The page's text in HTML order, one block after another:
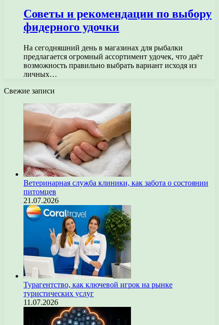
Советы и рекомендации по выбору
фидерного удочки
На сегодняшний день в магазинах для рыбалки
предлагается огромный ассортимент удочек, что даёт
возможность правильно выбрать вариант исходя из
личных…
Свежие записи
Ветеринарная служба клиники, как забота о состоянии
питомцев
21.07.2026
Турагентство, как ключевой игрок на рынке
туристических услуг
11.07.2026